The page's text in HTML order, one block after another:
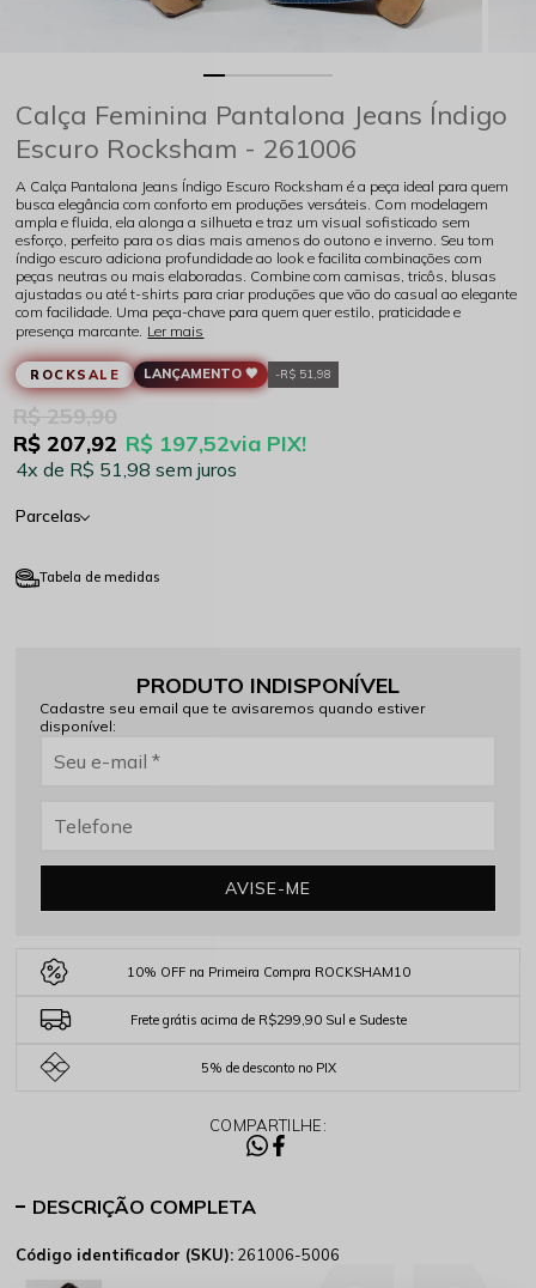
Calça Feminina Pantalona Jeans Índigo
Escuro Rocksham - 261006
A Calça Pantalona Jeans Índigo Escuro Rocksham é a peça ideal para quem
busca elegância com conforto em produções versáteis. Com modelagem
ampla e fluida, ela alonga a silhueta e traz um visual sofisticado sem
esforço, perfeito para os dias mais amenos do outono e inverno. Seu tom
índigo escuro adiciona profundidade ao look e facilita combinações com
peças neutras ou mais elaboradas. Combine com camisas, tricôs, blusas
ajustadas ou até t-shirts para criar produções que vão do casual ao elegante
com facilidade. Uma peça-chave para quem quer estilo, praticidade e
presença marcante. Ler mais
ROCKSALE LANÇAMENTO 🖤 R$ 51,98
R$ 197,52via PIX!
R$ 259,90
R$ 207,92
4x R$ 51,98sem juros
Parcelas
Tabela de medidas
PRODUTO INDISPONÍVEL
Cadastre seu email que te avisaremos quando estiver
disponível:
AVISE-ME
10% OFF na Primeira Compra ROCKSHAM10
Frete grátis acima de R$299,90 Sul e Sudeste
5% de desconto no PIX
COMPARTILHE:
DESCRIÇÃO COMPLETA
Código identificador (SKU): 261006-5006